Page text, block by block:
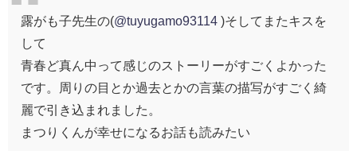
露がも子先生の(@tuyugamo93114 )そしてまたキスを
して
青春ど真ん中って感じのストーリーがすごくよかった
です。周りの目とか過去とかの言葉の描写がすごく綺
麗で引き込まれました。
まつりくんが幸せになるお話も読みたい